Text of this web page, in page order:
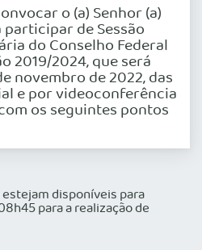
o (a) Senhor (a)
de Sessão
do Conselho Federal
2019/2024, que será
novembro de 2022, das
e por videoconferência
os seguintes pontos
disponíveis para
para a realização de